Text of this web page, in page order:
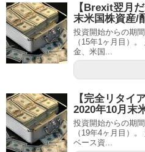
【Brexit翌月
末米国株資産/
投資開始からの期
（15年1ヶ月目）
金、米国...
【完全リタイ
2020年10月末
投資開始からの期
（19年4ヶ月目）
ベース資...